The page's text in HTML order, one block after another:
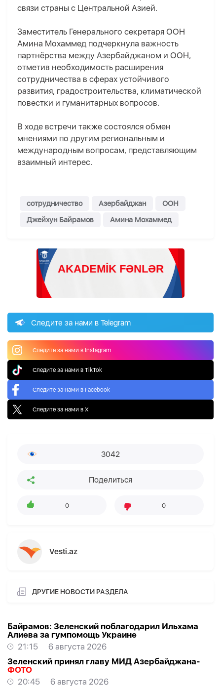
связи страны с Центральной Азией.
Заместитель Генерального секретаря ООН
Амина Мохаммед подчеркнула важность
партнёрства между Азербайджаном и ООН,
отметив необходимость расширения
сотрудничества в сферах устойчивого
развития, градостроительства, климатической
повестки и гуманитарных вопросов.
В ходе встречи также состоялся обмен
мнениями по другим региональным и
международным вопросам, представляющим
взаимный интерес.
сотрудничество Азербайджан
ООН
Джейхун Байрамов
Амина Мохаммед
Следите за нами в Telegram
Следите за нами в Instagram
Следите за нами в TikTok
Следите за нами в Facebook
Следите за нами в X
3042
Поделиться
0 0
Vesti.az
ДРУГИЕ НОВОСТИ РАЗДЕЛА
Байрамов: Зеленский поблагодарил Ильхама
Алиева за гумпомощь Украине
21:15
6 августа 2026
Зеленский принял главу МИД Азербайджана-
ФОТО
20:45
6 августа 2026